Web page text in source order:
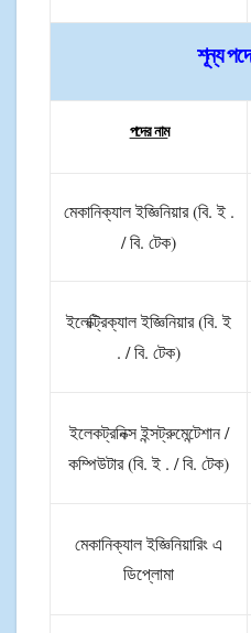
শূন্য
পদের নাম
মেকানিক্যাল ইজ্ঞিনিয়ার (বি. ই .
/ বি. টেক)
ইলেক্ট্রিক্যাল ইজ্ঞিনিয়ার (বি. ই
. / বি. টেক)
ইলেকট্রনিক্স ইন্সট্রুমেন্টেশান /
কম্পিউটার (বি. ই . / বি. টেক)
মেকানিক্যাল ইজ্ঞিনিয়ারিং এ
ডিপ্লোমা